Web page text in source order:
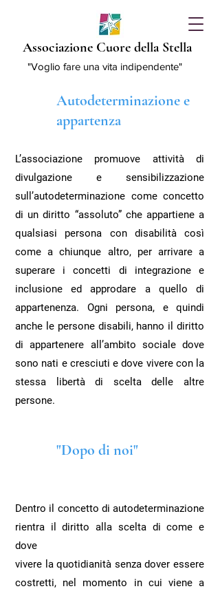
Associazione Cuore della Stella
"Voglio fare una vita indipendente"
Autodeterminazione e
appartenza
L’associazione promuove attività di
divulgazione e sensibilizzazione
sull’autodeterminazione come concetto
di un diritto “assoluto” che appartiene a
qualsiasi persona con disabilità così
come a chiunque altro, per arrivare a
superare i concetti di integrazione e
inclusione ed approdare a quello di
appartenenza. Ogni persona, e quindi
anche le persone disabili, hanno il diritto
di appartenere all’ambito sociale dove
sono nati e cresciuti e dove vivere con la
stessa libertà di scelta delle altre
persone.
"Dopo di noi"
Dentro il concetto di autodeterminazione
rientra il diritto alla scelta di come e
dove
vivere la quotidianità senza dover essere
costretti, nel momento in cui viene a